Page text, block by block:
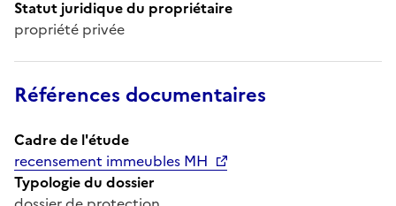
Statut juridique du propriétaire
propriété privée
Références documentaires
Cadre de l'étude
recensement immeubles MH
Typologie du dossier